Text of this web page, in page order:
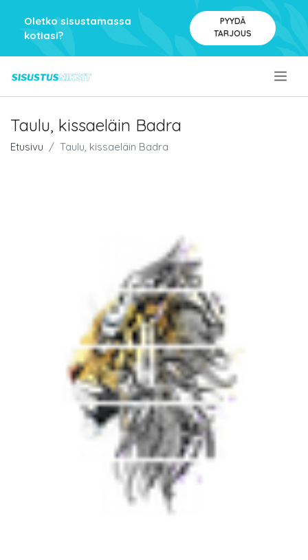
Oletko sisustamassa
kotiasi?
PYYDÄ
TARJOUS
Taulu, kissaeläin Badra
Etusivu Taulu, kissaeläin Badra